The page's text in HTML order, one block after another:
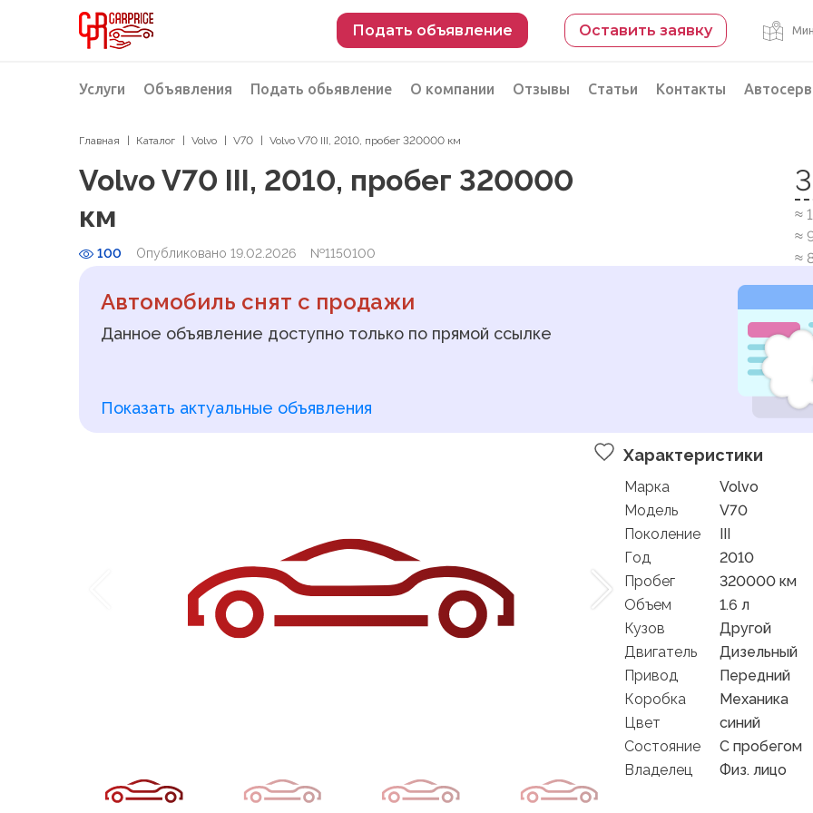
Подать объявление Оставить заявку
Услуги
Подбор автомобиля
Подбор автомобиля из Российской Федерации
Проверка автомобиля перед покупкой
Подбор автомобиля из Китая
Объявления Подать обьявление
Разместить объявление о продаже
О компании Отзывы Статьи Контакты
Главная Каталог Volvo V70 Volvo V70 III, 2010, пробег 320000 км
Volvo V70 III, 2010, пробег 320000
км
100 Опубликовано 19.02.2026 №1150100
≈
≈
≈
Автомобиль снят с продажи
Данное объявление доступно только по прямой ссылке
Показать актуальные объявления
Характеристики
Марка
Volvo
Модель
V70
Поколение
III
Год
2010
Пробег
320000 км
Объем
1.6 л
Кузов
Другой
Двигатель
Дизельный
Привод
Передний
Коробка
Механика
Цвет
синий
Состояние
C пробегом
Владелец
Физ. лицо